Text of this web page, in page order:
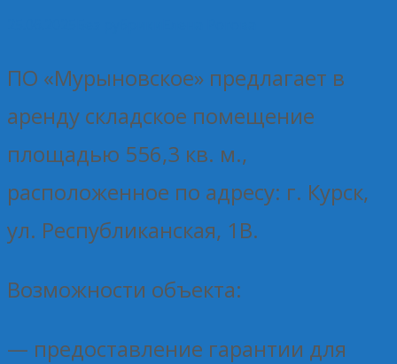
ПО «Мурыновское» предлагает в
аренду складское помещение
площадью 556,3 кв. м.,
расположенное по адресу: г. Курск,
ул. Республиканская, 1В.
Возможности объекта:
— предоставление гарантии для